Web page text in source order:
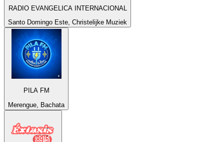
RADIO EVANGELICA INTERNACIONAL
Santo Domingo Este, Christelijke Muziek
PILA FM
Merengue, Bachata